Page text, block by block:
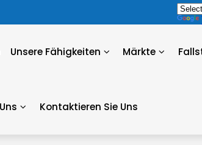
Unsere Fähigkeiten Märkte
Kontaktieren Sie Uns